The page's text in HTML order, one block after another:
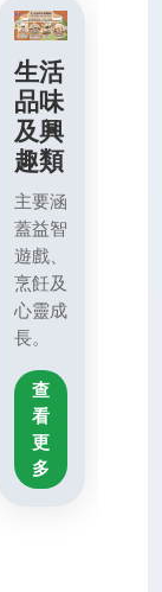
生活
品味
及興
趣類
主要涵
蓋益智
遊戲、
烹飪及
心靈成
長。
查
看
更
多